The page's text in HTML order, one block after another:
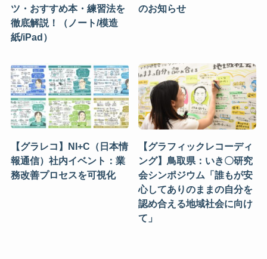
ツ・おすすめ本・練習法を
徹底解説！（ノート/模造
紙/iPad）
のお知らせ
【グラレコ】NI+C（日本情
報通信）社内イベント：業
務改善プロセスを可視化
【グラフィックレコーディ
ング】鳥取県：いき〇研究
会シンポジウム「誰もが安
心してありのままの自分を
認め合える地域社会に向け
て」